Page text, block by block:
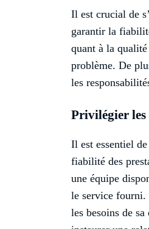
Il est crucial de
garantir la
quant à la
problème. De
les
Privilégier les
Il est essentiel
fiabilité des
une équipe
le service fourni.
les besoins de